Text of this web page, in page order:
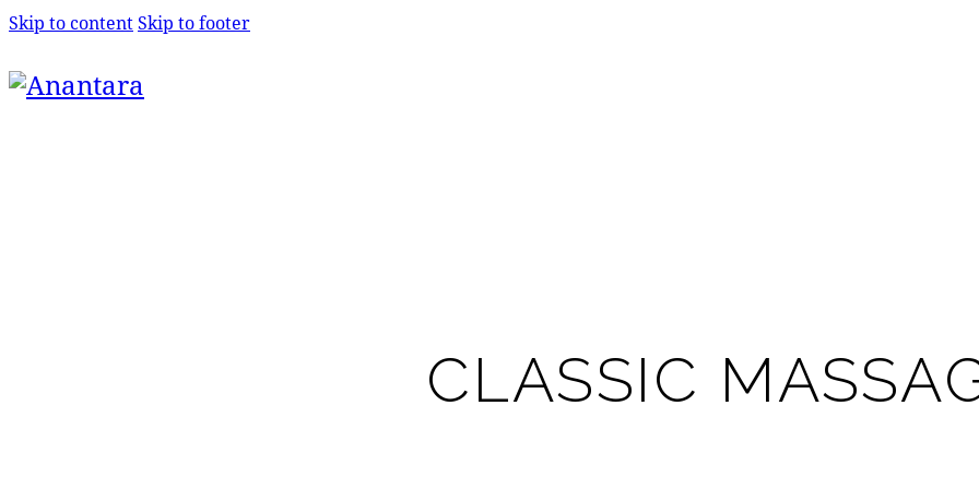
Skip to contentSkip to footer
CLASSIC